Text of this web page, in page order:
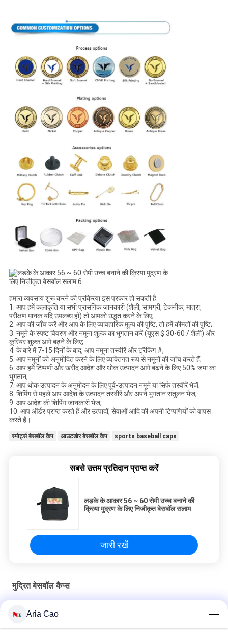
हमारा व्यवसाय शुरू करने की प्रक्रिया इस प्रकार हो सकती है:
1. आप हमें कलाकृति या सभी प्रासंगिक जानकारी (शैली, सामग्री, टेकनीक, मात्रा,
परीक्षण मानक यदि उपलब्ध हो) तो आपको उद्धृत करने के लिए;
2. आप की जाँच करें और आप के लिए व्यावहारिक मूल्य की पुष्टि, तो हमें कीमतों की पुष्टि;
3. नमूने के स्पष्ट विवरण और नमूना शुल्क का भुगतान करें (यूएस $ 30-60 / शैली) और
कूरियर शुल्क आगे बढ़ने के लिए;
4. के बारे में 7-15 दिनों के बाद, आप नमूना तस्वीरें और ट्रैकिंग #;
5. आप नमूनों को अनुमोदित करने के लिए व्यक्तिगत रूप से नमूनों की जांच करते हैं;
6. आप हमें टिप्पणी और खरीद आदेश और थोक उत्पादन आगे बढ़ने के लिए 50% जमा का
भुगतान;
7. आप थोक उत्पादन के अनुमोदन के लिए पूर्व-उत्पादन नमूने या सिर्फ तस्वीरें भेजें;
8. शिपिंग से पहले आप आदेश के उत्पादन तस्वीरें और अपने भुगतान संतुलन भेज;
9. आप आदेश की शिपिंग जानकारी भेज;
10. आप ऑर्डर प्राप्त करते हैं और उत्पादों, सेवाओं आदि की अपनी टिप्पणियों को वापस
करते हैं।
स्पोर्ट्स बेसबॉल कैप आउटडोर बेसबॉल कैप sports baseball caps
सबसे उत्तम प्रतिदान प्राप्त करें
लड़के के आकार 56 ~ 60 सेमी उच्च बनाने की
क्रिया मुद्रण के लिए निजीकृत बेसबॉल सलाम
जारी रखें
मुद्रित बेसबॉल कैप्स
मुद्रितAria Cao